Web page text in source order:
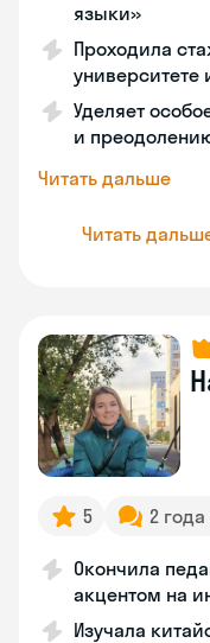
языки»
Проходила
университете
Уделяет
и
Читать дальше
Читать
5 2
Окончила
акцентом на
Изучала